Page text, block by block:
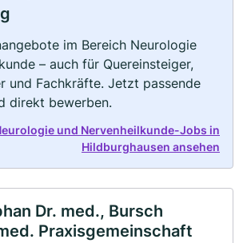
im Bereich Neurologie
– auch für Quereinsteiger,
und Fachkräfte. Jetzt passende
direkt bewerben.
und Nervenheilkunde-Jobs in
Hildburghausen ansehen
Dr. med., Bursch
Praxisgemeinschaft